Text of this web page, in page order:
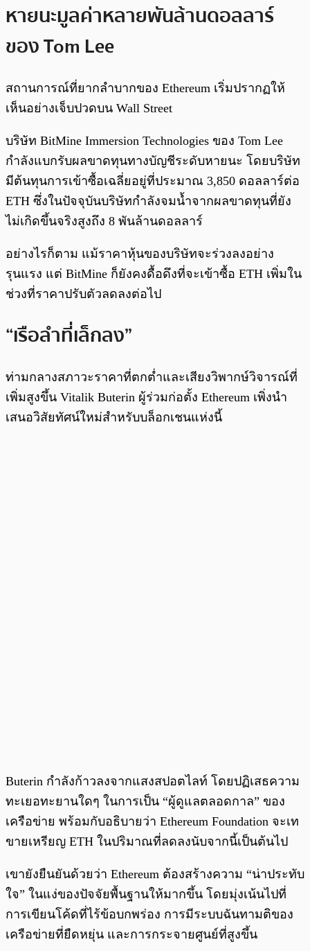
หายนะมูลค่าหลายพันล้านดอลลาร์
ของ Tom Lee
สถานการณ์ที่ยากลำบากของ Ethereum เริ่มปรากฏให้
เห็นอย่างเจ็บปวดบน Wall Street
บริษัท BitMine Immersion Technologies ของ Tom Lee
กำลังแบกรับผลขาดทุนทางบัญชีระดับหายนะ โดยบริษัท
มีต้นทุนการเข้าซื้อเฉลี่ยอยู่ที่ประมาณ 3,850 ดอลลาร์ต่อ
ETH ซึ่งในปัจจุบันบริษัทกำลังจมน้ำจากผลขาดทุนที่ยัง
ไม่เกิดขึ้นจริงสูงถึง 8 พันล้านดอลลาร์
อย่างไรก็ตาม แม้ราคาหุ้นของบริษัทจะร่วงลงอย่าง
รุนแรง แต่ BitMine ก็ยังคงดื้อดึงที่จะเข้าซื้อ ETH เพิ่มใน
ช่วงที่ราคาปรับตัวลดลงต่อไป
“เรือลำที่เล็กลง”
ท่ามกลางสภาวะราคาที่ตกต่ำและเสียงวิพากษ์วิจารณ์ที่
เพิ่มสูงขึ้น Vitalik Buterin ผู้ร่วมก่อตั้ง Ethereum เพิ่งนำ
เสนอวิสัยทัศน์ใหม่สำหรับบล็อกเชนแห่งนี้
Buterin กำลังก้าวลงจากแสงสปอตไลท์ โดยปฏิเสธความ
ทะเยอทะยานใดๆ ในการเป็น “ผู้ดูแลตลอดกาล” ของ
เครือข่าย พร้อมกับอธิบายว่า Ethereum Foundation จะเท
ขายเหรียญ ETH ในปริมาณที่ลดลงนับจากนี้เป็นต้นไป
เขายังยืนยันด้วยว่า Ethereum ต้องสร้างความ “น่าประทับ
ใจ” ในแง่ของปัจจัยพื้นฐานให้มากขึ้น โดยมุ่งเน้นไปที่
การเขียนโค้ดที่ไร้ข้อบกพร่อง การมีระบบฉันทามติของ
เครือข่ายที่ยืดหยุ่น และการกระจายศูนย์ที่สูงขึ้น